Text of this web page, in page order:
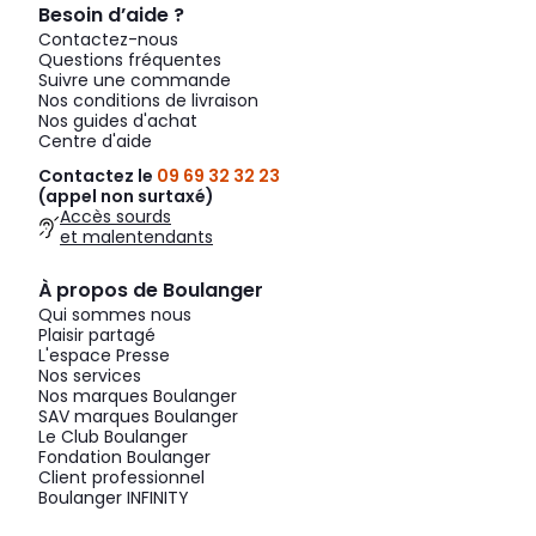
Besoin d’aide ?
Contactez-nous
Questions fréquentes
Suivre une commande
Nos conditions de livraison
Nos guides d'achat
Centre d'aide
Contactez le 09 69 32 32 23
(appel non surtaxé)
Accès sourds
et malentendants
À propos de Boulanger
Qui sommes nous
Plaisir partagé
L'espace Presse
Nos services
Nos marques Boulanger
SAV marques Boulanger
Le Club Boulanger
Fondation Boulanger
Client professionnel
Boulanger INFINITY